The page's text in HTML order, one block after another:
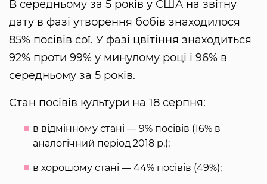
В середньому за 5 років у США на звітну
дату в фазі утворення бобів знаходилося
85% посівів сої. У фазі цвітіння знаходиться
92% проти 99% у минулому році і 96% в
середньому за 5 років.
Стан посівів культури на 18 серпня:
в відмінному стані — 9% посівів (16% в
аналогічний період 2018 р.);
в хорошому стані — 44% посівів (49%);